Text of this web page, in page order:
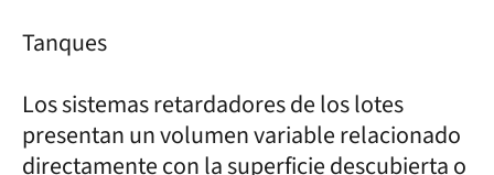
Tanques
Los sistemas retardadores de los lotes
presentan un volumen variable relacionado
directamente con la superficie descubierta o